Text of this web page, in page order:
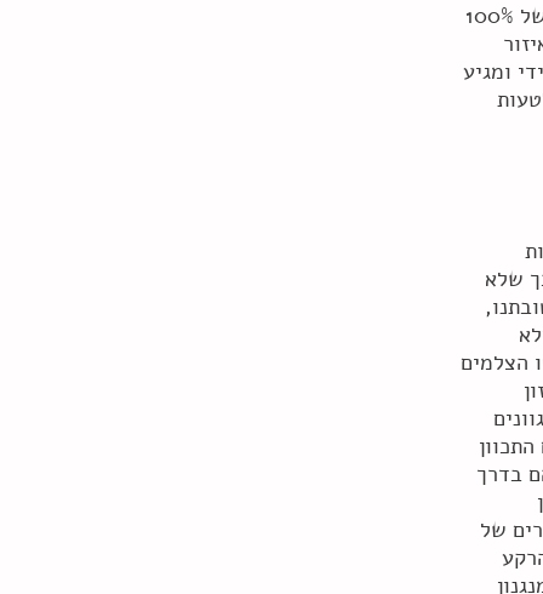
צבעים שחור ולבן הם צבעים קיצוניים. כשבתמונה יש איזור שמגיע לבהירות של 100%
ומגיע
שלא
הצלמים
בדרך
של